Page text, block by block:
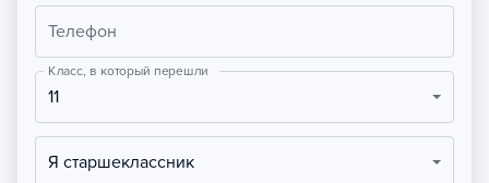
Телефон
Класс, в который перешли
11
Я старшеклассник